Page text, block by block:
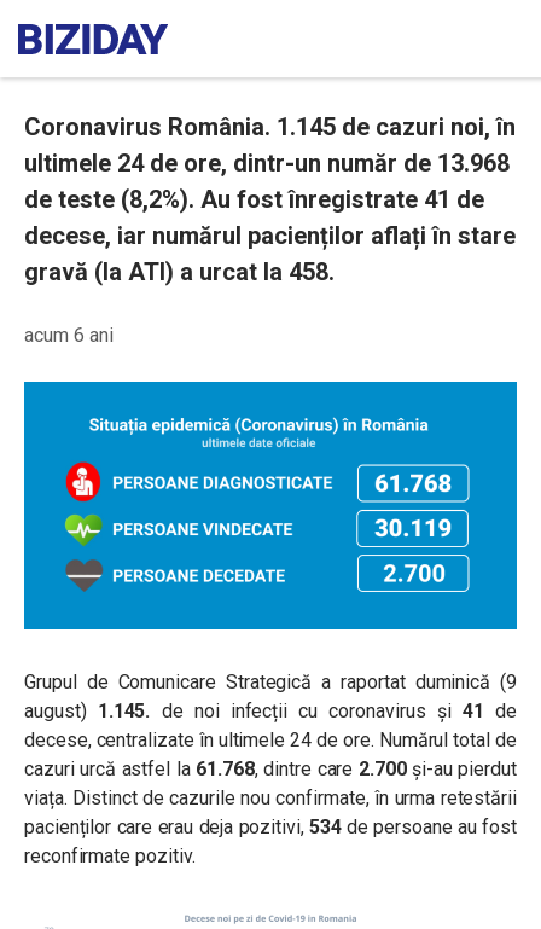
Coronavirus România. 1.145 de cazuri noi, în
ultimele 24 de ore, dintr-un număr de 13.968
de teste (8,2%). Au fost înregistrate 41 de
decese, iar numărul pacienților aflați în stare
gravă (la ATI) a urcat la 458.
acum 6 ani
Grupul de Comunicare Strategică a raportat duminică (9
august) 1.145. de noi infecții cu coronavirus și41 de
decese, centralizate în ultimele 24 de ore. Numărul total de
cazuri urcă astfel la 61.768, dintre care 2.700și-au pierdut
viața. Distinct de cazurile nou confirmate, în urma retestării
pacienților care erau deja pozitivi,534de persoane au fost
reconfirmate pozitiv.